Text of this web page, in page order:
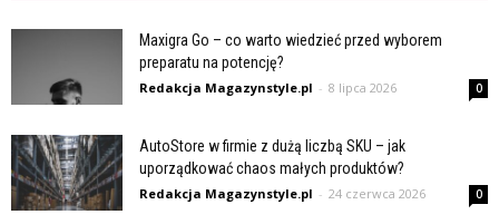
Maxigra Go – co warto wiedzieć przed wyborem
preparatu na potencję?
Redakcja Magazynstyle.pl - 8 lipca 2026 0
AutoStore w firmie z dużą liczbą SKU – jak
uporządkować chaos małych produktów?
Redakcja Magazynstyle.pl - 24 czerwca 2026 0